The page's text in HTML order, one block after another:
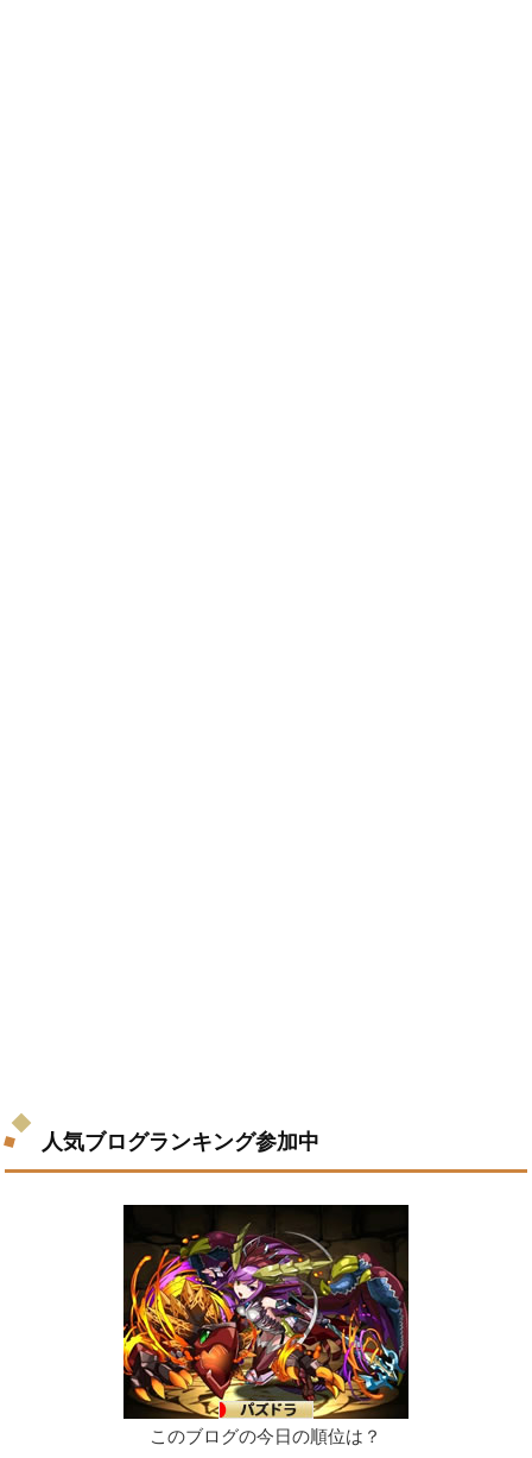
人気ブログランキング参加中
このブログの今日の順位は？